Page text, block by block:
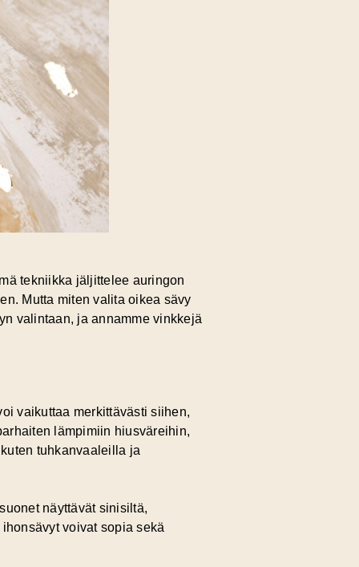
tekniikka jäljittelee auringon
Mutta miten valita oikea sävy
valintaan, ja annamme vinkkejä
vaikuttaa merkittävästi siihen,
lämpimiin hiusväreihin,
tuhkanvaaleilla ja
näyttävät sinisiltä,
voivat sopia sekä